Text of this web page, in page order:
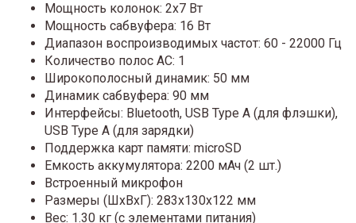
Мощность колонок: 2x7 Вт
Мощность сабвуфера: 16 Вт
Диапазон воспроизводимых частот: 60 - 22000 Гц
Количество полос AC: 1
Широкополосный динамик: 50 мм
Динамик сабвуфера: 90 мм
Интерфейсы: Bluetooth, USB Type A (для флэшки),
USB Type A (для зарядки)
Поддержка карт памяти: microSD
Емкость аккумулятора: 2200 мАч (2 шт.)
Встроенный микрофон
Размеры (ШxВxГ): 283x130x122 мм
Вес: 1.30 кг (с элементами питания)